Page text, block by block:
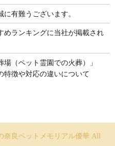
有難うございます。
めランキングに当社が掲載され
場（ペット霊園での火葬）」
特徴や対応の違いについて
奈良ペットメモリアル優華 All